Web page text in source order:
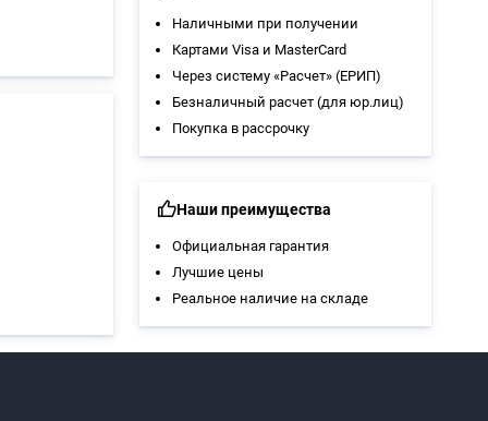
Наличными при получении
Картами Visa и MasterCard
Через систему «Расчет» (ЕРИП)
Безналичный расчет (для юр.лиц)
Покупка в рассрочку
Наши преимущества
Официальная гарантия
Лучшие цены
Реальное наличие на складе